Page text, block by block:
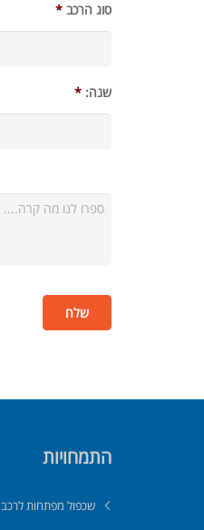
סוג הרכב *
שנה: *
התמחויות
שכפול מפתחות לרכב